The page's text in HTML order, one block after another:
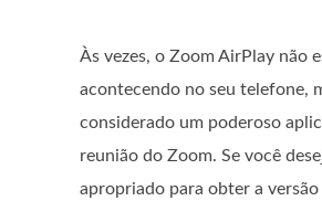
Às vezes, o Zoom AirPlay não
acontecendo no seu telefone,
considerado um poderoso
reunião do Zoom. Se você
apropriado para obter a